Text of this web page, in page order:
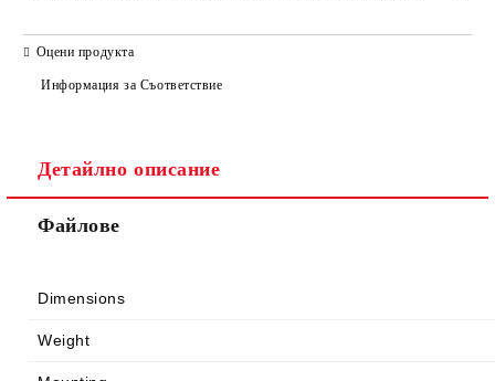
Ние ще се свържем с вас в рамките на работния ден.
Оцени продукта
Информация за Съответствие
Детайлно описание
Файлове
Dimensions
Weight